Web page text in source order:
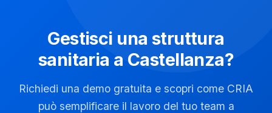
Gestisci una struttura
sanitaria a Castellanza?
Richiedi una demo gratuita e scopri come CRIA
può semplificare il lavoro del tuo team a